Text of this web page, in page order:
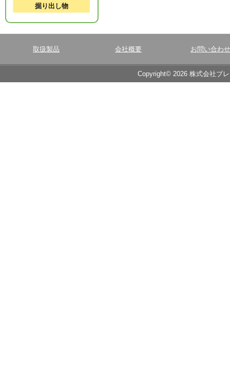
掘り出し物
取扱製品 会社概要 お問い合わせ
Copyright© 2026 株式会社ブ